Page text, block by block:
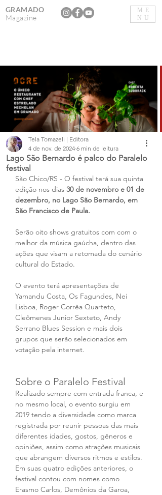
ME
NU
GRAMADO
Magazine
Lago São Bernardo é palco do Paralelo
festival
Tela Tomazeli | Editora
4 de nov. de 2024 6 min de leitura
São Chico/RS - O festival terá sua quinta
edição nos dias 30 de novembro e 01 de
dezembro, no Lago São Bernardo, em
São Francisco de Paula.
Serão oito shows gratuitos com com o
melhor da música gaúcha, dentro das
ações que visam a retomada do cenário
cultural do Estado.
O evento terá apresentações de
Yamandu Costa, Os Fagundes, Nei
Lisboa, Roger Corrêa Quarteto,
Cleômenes Junior Sexteto, Andy
Serrano Blues Session e mais dois
grupos que serão selecionados em
votação pela internet.
Sobre o Paralelo Festival
Realizado sempre com entrada franca, e
no mesmo local, o evento surgiu em
2019 tendo a diversidade como marca
registrada por reunir pessoas das mais
diferentes idades, gostos, gêneros e
opiniões, assim como atrações musicais
que abrangem diversos ritmos e estilos.
Em suas quatro edições anteriores, o
festival contou com nomes como
Erasmo Carlos, Demônios da Garoa,